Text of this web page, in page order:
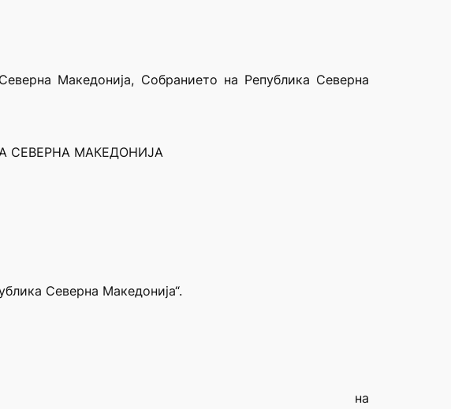
Македонија, Собранието на Република Северна
СЕВЕРНА МАКЕДОНИЈА
Северна Македонија“.
1
година на